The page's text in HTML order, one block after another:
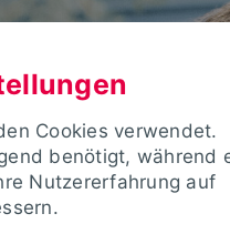
Cookies verwendet.
benötigt, während
Nutzererfahrung auf